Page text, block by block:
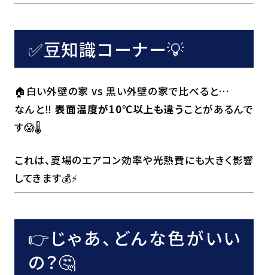
✅豆知識コーナー💡
🏠白い外壁の家 vs 黒い外壁の家で比べると…
なんと‼️ 表面温度が10℃以上も違うことがあるんで
す😱🌡️
これは、夏場のエアコン効率や光熱費にも大きく影響
してきます💰⚡️
👉じゃあ、どんな色がいい
の？🤔